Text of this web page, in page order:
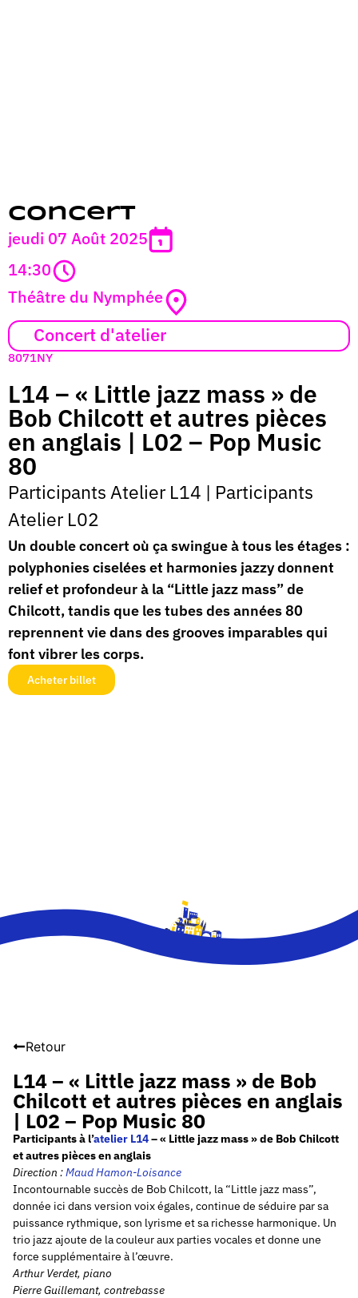
Concert
jeudi 07 Août 2025
14:30
Théâtre du Nymphée
Concert d'atelier
8071NY
L14 – « Little jazz mass » de
Bob Chilcott et autres pièces
en anglais | L02 – Pop Music
80
Participants Atelier L14 | Participants
Atelier L02
Un double concert où ça swingue à tous les étages :
polyphonies ciselées et harmonies jazzy donnent
relief et profondeur à la “Little jazz mass” de
Chilcott, tandis que les tubes des années 80
reprennent vie dans des grooves imparables qui
font vibrer les corps.
Acheter billet
Retour
L14 – « Little jazz mass » de Bob
Chilcott et autres pièces en anglais
| L02 – Pop Music 80
Participants à l’atelier L14– « Little jazz mass » de Bob Chilcott
et autres pièces en anglais
Direction :Maud Hamon-Loisance
Incontournable succès de Bob Chilcott, la “Little jazz mass”,
donnée ici dans version voix égales, continue de séduire par sa
puissance rythmique, son lyrisme et sa richesse harmonique. Un
trio jazz ajoute de la couleur aux parties vocales et donne une
force supplémentaire à l’œuvre.
Arthur Verdet, piano
Pierre Guillemant, contrebasse